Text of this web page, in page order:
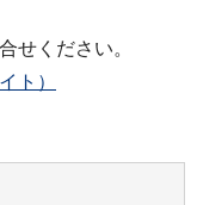
せください。
ト）